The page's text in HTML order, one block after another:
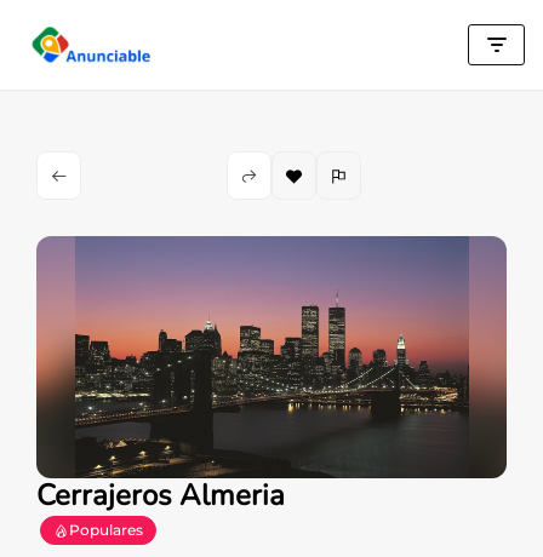
Saltar
Cerrajeros Almeria
Populares